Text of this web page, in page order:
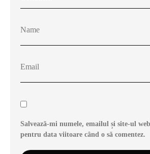
Salvează-mi numele, emailul și site-ul
pentru data viitoare când o să comentez.